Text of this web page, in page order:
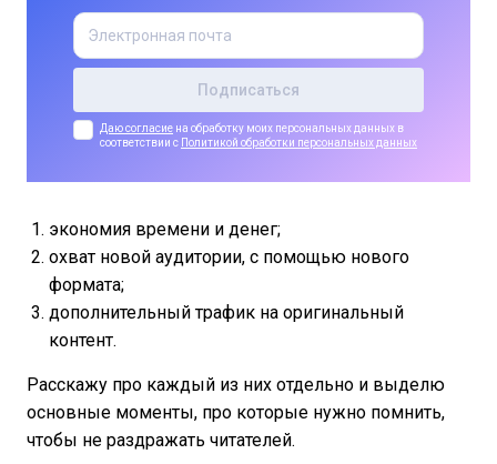
Даю согласие на обработку моих персональных данных в
соответствии с Политикой обработки персональных данных
экономия времени и денег;
охват новой аудитории, с помощью нового
формата;
дополнительный трафик на оригинальный
контент.
Расскажу про каждый из них отдельно и выделю
основные моменты, про которые нужно помнить,
чтобы не раздражать читателей.